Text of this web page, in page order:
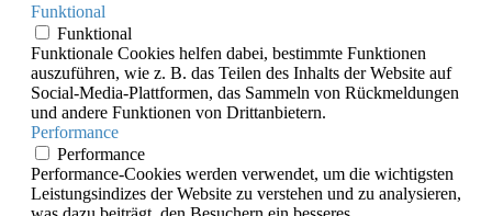
Funktional
Funktional
Funktionale Cookies helfen dabei, bestimmte Funktionen
auszuführen, wie z. B. das Teilen des Inhalts der Website auf
Social-Media-Plattformen, das Sammeln von Rückmeldungen
und andere Funktionen von Drittanbietern.
Performance
Performance
Performance-Cookies werden verwendet, um die wichtigsten
Leistungsindizes der Website zu verstehen und zu analysieren,